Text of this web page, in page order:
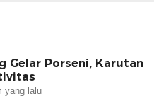
Gelar Porseni, Karutan
yang lalu